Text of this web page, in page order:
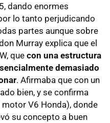
dando enormes
lo tanto perjudicando
partes aunque sobre
Murray explica que el
que con una estructura
demasiado
. Afirmaba que con un
bien, y se confirma
V6 Honda), donde
su concepto a buen